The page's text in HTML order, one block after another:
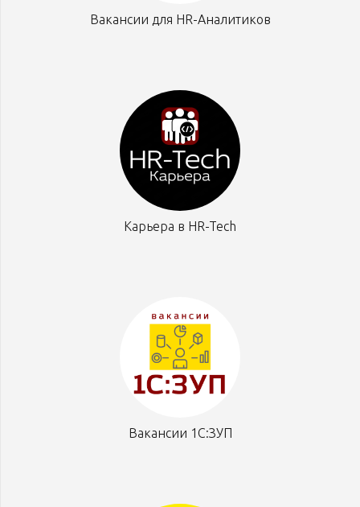
Вакансии для HR-Аналитиков
Карьера в HR-Tech
Вакансии 1С:ЗУП